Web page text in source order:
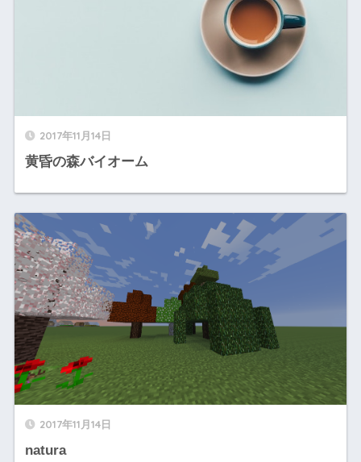
2017年11月14日
黄昏の森バイオーム
2017年11月14日
natura